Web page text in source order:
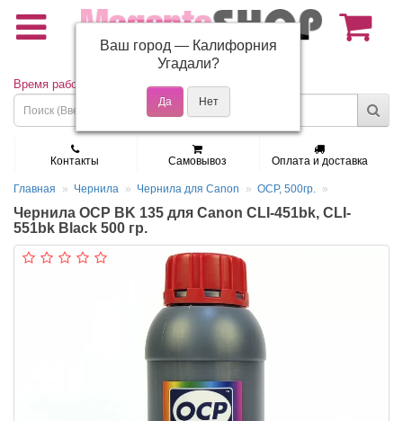
(495) 150-01-37
Время работы: Пн - Пт 9:30 - 19:00
Контакты Самовывоз Оплата и доставка
Главная Чернила Чернила для Canon OCP, 500гр.
Чернила OCP BK 135 для Canon CLI-451bk, CLI-
551bk Black 500 гр.
Ваш город — Калифорния
Угадали?